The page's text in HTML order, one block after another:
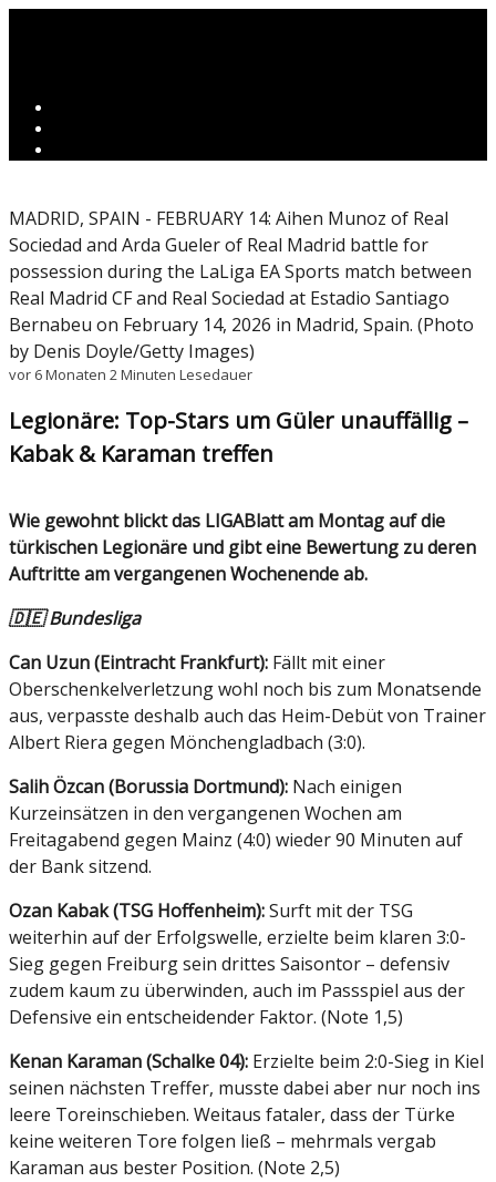
MADRID, SPAIN - FEBRUARY 14: Aihen Munoz of Real
Sociedad and Arda Gueler of Real Madrid battle for
possession during the LaLiga EA Sports match between
Real Madrid CF and Real Sociedad at Estadio Santiago
Bernabeu on February 14, 2026 in Madrid, Spain. (Photo
by Denis Doyle/Getty Images)
vor 6 Monaten 2 Minuten Lesedauer
Legionäre: Top-Stars um Güler unauffällig –
Kabak & Karaman treffen
Wie gewohnt blickt das LIGABlatt am Montag auf die
türkischen Legionäre und gibt eine Bewertung zu deren
Auftritte am vergangenen Wochenende ab.
🇩🇪 Bundesliga
Can Uzun (Eintracht Frankfurt): Fällt mit einer
Oberschenkelverletzung wohl noch bis zum Monatsende
aus, verpasste deshalb auch das Heim-Debüt von Trainer
Albert Riera gegen Mönchengladbach (3:0).
Salih Özcan (Borussia Dortmund): Nach einigen
Kurzeinsätzen in den vergangenen Wochen am
Freitagabend gegen Mainz (4:0) wieder 90 Minuten auf
der Bank sitzend.
Ozan Kabak (TSG Hoffenheim):Surft mit der TSG
weiterhin auf der Erfolgswelle, erzielte beim klaren 3:0-
Sieg gegen Freiburg sein drittes Saisontor – defensiv
zudem kaum zu überwinden, auch im Passspiel aus der
Defensive ein entscheidender Faktor. (Note 1,5)
Kenan Karaman (Schalke 04): Erzielte beim 2:0-Sieg in Kiel
seinen nächsten Treffer, musste dabei aber nur noch ins
leere Toreinschieben. Weitaus fataler, dass der Türke
keine weiteren Tore folgen ließ – mehrmals vergab
Karaman aus bester Position. (Note 2,5)